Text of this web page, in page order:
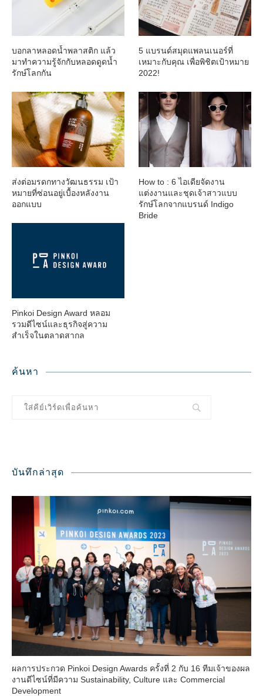
บอกลาหลอดน้ำพลาสติก แล้ว
มาทำความรู้จักกับหลอดดูดน้ำ
รักษ์โลกกัน
5 แบรนด์สมุดแพลนเนอร์ที่
เหมาะกับคุณ เพื่อพิชิตเป้าหมาย
2022!
ส่งต่อมรดกทางวัฒนธรรม เป้า
หมายที่ซ่อนอยู่เบื้องหลังงาน
ออกแบบ
How to : 6 ไอเดียจัดงาน
แต่งงานและชุดเจ้าสาวแบบ
รักษ์โลกจากแบรนด์ Indigo
Bride
Pinkoi Design Award หลอม
รวมดีไซน์และธุรกิจสู่ความ
สำเร็จในตลาดสากล
ค้นหา
บันทึกล่าสุด
ผลการประกวด Pinkoi Design Awards ครั้งที่ 2 กับ 16 ทีมเจ้าของผล
งานดีไซน์ที่มีความ Sustainability, Culture และ Commercial
Development